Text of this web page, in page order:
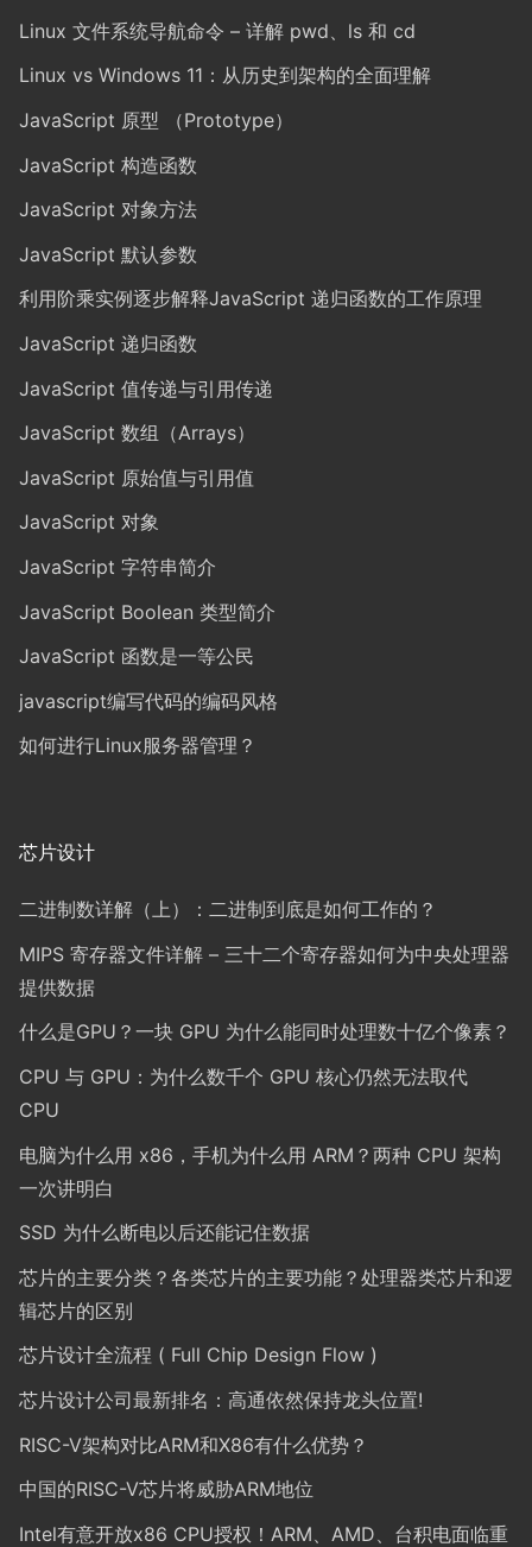
Linux 文件系统导航命令 – 详解 pwd、ls 和 cd
Linux vs Windows 11：从历史到架构的全面理解
JavaScript 原型 （Prototype）
JavaScript 构造函数
JavaScript 对象方法
JavaScript 默认参数
利用阶乘实例逐步解释JavaScript 递归函数的工作原理
JavaScript 递归函数
JavaScript 值传递与引用传递
JavaScript 数组（Arrays）
JavaScript 原始值与引用值
JavaScript 对象
JavaScript 字符串简介
JavaScript Boolean 类型简介
JavaScript 函数是一等公民
javascript编写代码的编码风格
如何进行Linux服务器管理？
芯片设计
二进制数详解（上）：二进制到底是如何工作的？
MIPS 寄存器文件详解 – 三十二个寄存器如何为中央处理器
提供数据
什么是GPU？一块 GPU 为什么能同时处理数十亿个像素？
CPU 与 GPU：为什么数千个 GPU 核心仍然无法取代
CPU
电脑为什么用 x86，手机为什么用 ARM？两种 CPU 架构
一次讲明白
SSD 为什么断电以后还能记住数据
芯片的主要分类？各类芯片的主要功能？处理器类芯片和逻
辑芯片的区别
芯片设计全流程 ( Full Chip Design Flow )
芯片设计公司最新排名：高通依然保持龙头位置!
RISC-V架构对比ARM和X86有什么优势？
中国的RISC-V芯片将威胁ARM地位
Intel有意开放x86 CPU授权！ARM、AMD、台积电面临重